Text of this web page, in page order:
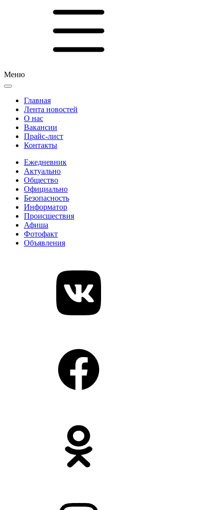
Меню
Главная
Лента новостей
О нас
Вакансии
Прайс-лист
Контакты
Ежедневник
Актуально
Общество
Официально
Безопасность
Информатор
Происшествия
Афиша
Фотофакт
Объявления